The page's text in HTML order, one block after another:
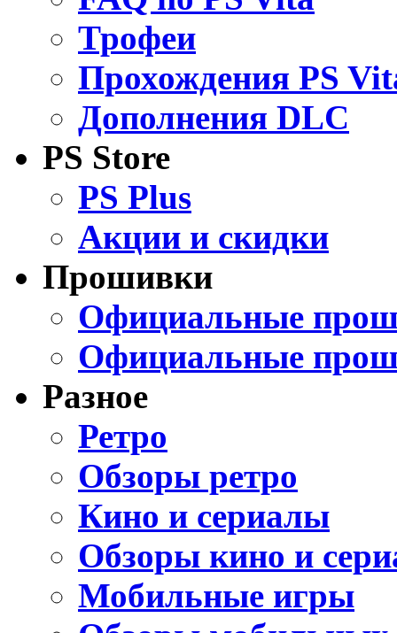
Трофеи
Прохождения PS
Дополнения DLC
PS Store
PS Plus
Акции и скидки
Прошивки
Официальные
Официальные
Разное
Ретро
Обзоры ретро
Кино и сериалы
Обзоры кино и
Мобильные игры